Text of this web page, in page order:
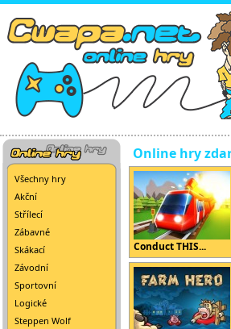
Všechny hry
Akční
Střílecí
Zábavné
Skákací
Závodní
Sportovní
Logické
Steppen Wolf
Online hry
Conduct THIS...